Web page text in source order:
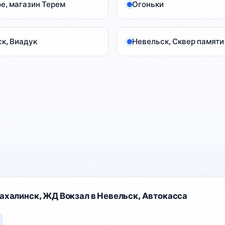
одного и того же магазина. (Sakh.online)
🐟 Бесплатная навага в Долинском районе
В рамках проекта «Доступная рыба» бесплатно
раздали более тонны наваги. Узнать о местах
(Администрация Ноглик)
магазин Терем Огоньки
Виадук Невельск, Сквер памяти
ЖД Вокзал в Невельск, Автокасса